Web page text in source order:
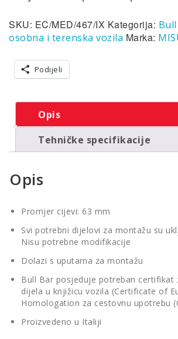
SKU: EC/MED/467/IX Kategorija:
osobna i terenska vozila Marka:
Podijeli
Opis
Tehničke specifikacije
Opis
Promjer cijevi: 63 mm
Svi potrebni dijelovi za montažu su
Nisu potrebne modifikacije
Dolazi s uputama za montažu
Bull Bar posjeduje potreban certifikat
dijela u knjižicu vozila (Certificate of
Homologation za cestovnu upotrebu
Proizvedeno u Italiji